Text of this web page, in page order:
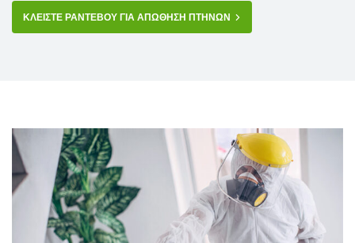
ΚΛΕΙΣΤΕ ΡΑΝΤΕΒΟΥ ΓΙΑ ΑΠΩΘΗΣΗ ΠΤΗΝΩΝ